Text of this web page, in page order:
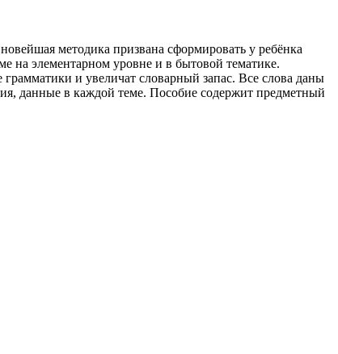
методика призвана сформировать у ребёнка
на элементарном уровне и в бытовой тематике.
и увеличат словарный запас. Все слова даны
данные в каждой теме. Пособие содержит предметный